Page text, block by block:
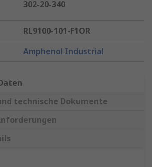
302-20-340
RL9100-101-F1OR
Amphenol Industrial
technische Dokumente